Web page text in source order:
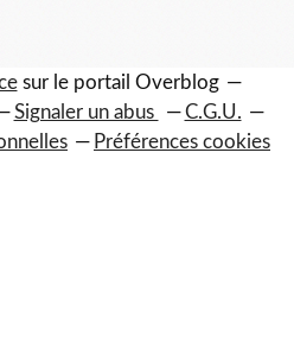
sur le portail Overblog
Signaler un abus
C.G.U.
Préférences cookies